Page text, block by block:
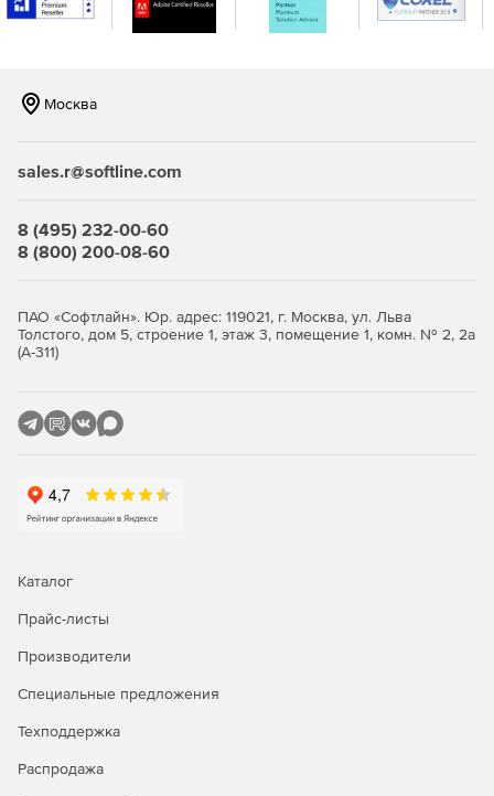
генерации отчетов.
Продукт IronPort Email Security (C-series) доступен в
Модель IronPort C170 рекомендуется для организаций
с количеством пользователей электронной почты от
Модель IronPort C370 подходит для организаций с
количеством пользователей электронной почты от 1
количеством пользователей более 10 000 человек.
требовательных сетей в мире.
Москва
sales.r@softline.com
8 (495) 232-00-60
8 (800) 200-08-60
ПАО «Софтлайн». Юр. адрес: 119021, г. Москва, ул. Льва
Толстого, дом 5, строение 1, этаж 3, помещение 1, комн. № 2, 2а
(А-311)
Каталог
Прайс-листы
Производители
Специальные предложения
Техподдержка
Распродажа